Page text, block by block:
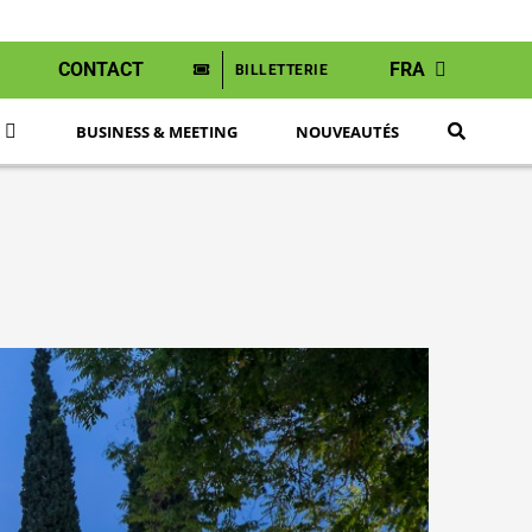
CONTACT BILLETTERIE FRA
BUSINESS & MEETING NOUVEAUTÉS